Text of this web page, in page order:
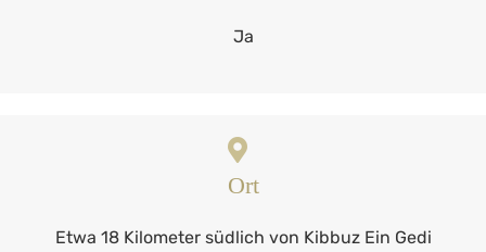
Ja
Ort
Etwa 18 Kilometer südlich von Kibbuz Ein Gedi